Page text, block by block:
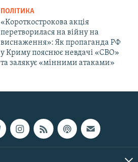
ПОЛІТИКА
«Короткострокова акція
перетворилася на війну на
виснаження»: Як пропаганда РФ
у Криму пояснює невдачі «СВО»
та залякує «мінними атаками»